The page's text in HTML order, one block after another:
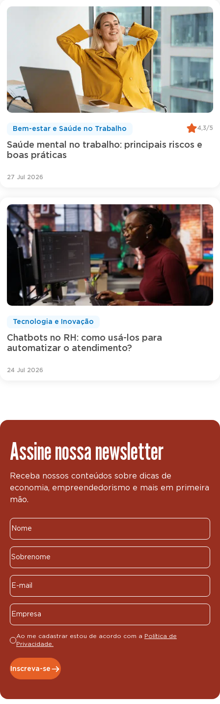
Saúde mental no trabalho: principais riscos e
boas práticas
Bem-estar e Saúde no Trabalho 4,3/5
27 Jul 2026
Chatbots no RH: como usá-los para
automatizar o atendimento?
Tecnologia e Inovação
24 Jul 2026
Assine nossa newsletter
Receba nossos conteúdos sobre dicas de
economia, empreendedorismo e mais em primeira
mão.
Ao me cadastrar estou de acordo com a Política de
Privacidade.
Inscreva-se